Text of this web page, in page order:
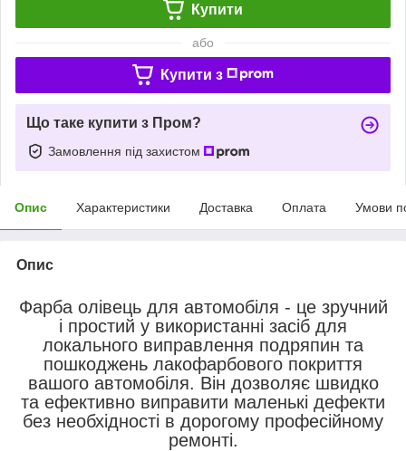
Купити
або
Купити з
Що таке купити з Пром?
Замовлення під захистом
Опис Характеристики Доставка Оплата Умови
Опис
Фарба олівець для автомобіля - це зручний
і простий у використанні засіб для
локального виправлення подряпин та
пошкоджень лакофарбового покриття
вашого автомобіля. Він дозволяє швидко
та ефективно виправити маленькі дефекти
без необхідності в дорогому професійному
ремонті.